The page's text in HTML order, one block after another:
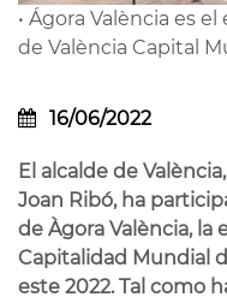
• Ágora València es
de València Capital
16/06/2022
El alcalde de València,
Joan Ribó, ha
de Àgora València,
Capitalidad Mundial
este 2022. Tal como